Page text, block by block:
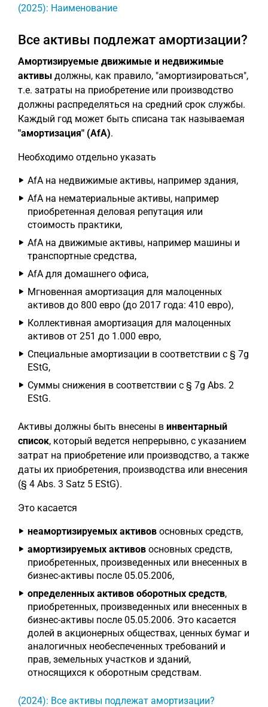
(2025): Наименование
Все активы подлежат амортизации?
Амортизируемые движимые и недвижимые
активы должны, как правило, "амортизироваться",
т.е. затраты на приобретение или производство
должны распределяться на средний срок службы.
Каждый год может быть списана так называемая
"амортизация" (AfA).
Необходимо отдельно указать
AfA на недвижимые активы, например здания,
AfA на нематериальные активы, например
приобретенная деловая репутация или
стоимость практики,
AfA на движимые активы, например машины и
транспортные средства,
AfA для домашнего офиса,
Мгновенная амортизация для малоценных
активов до 800 евро (до 2017 года: 410 евро),
Коллективная амортизация для малоценных
активов от 251 до 1.000 евро,
Специальные амортизации в соответствии с § 7g
EStG,
Суммы снижения в соответствии с § 7g Abs. 2
EStG.
Активы должны быть внесены в инвентарный
список, который ведется непрерывно, с указанием
затрат на приобретение или производство, а также
даты их приобретения, производства или внесения
(§ 4 Abs. 3 Satz 5 EStG).
Это касается
неамортизируемых активов основных средств,
амортизируемых активов основных средств,
приобретенных, произведенных или внесенных в
бизнес-активы после 05.05.2006,
определенных активов оборотных средств,
приобретенных, произведенных или внесенных в
бизнес-активы после 05.05.2006. Это касается
долей в акционерных обществах, ценных бумаг и
аналогичных необеспеченных требований и
прав, земельных участков и зданий,
относящихся к оборотным средствам.
(2024): Все активы подлежат амортизации?